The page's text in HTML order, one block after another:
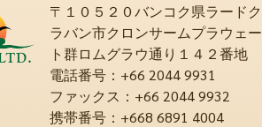
〒１０５２０バンコク県ラードク
ラバン市クロンサームプラウェー
ト群ロムグラウ通り１４２番地
電話番号：+66 2044 9931
ファックス：+66 2044 9932
携帯番号：+668 6891 4004